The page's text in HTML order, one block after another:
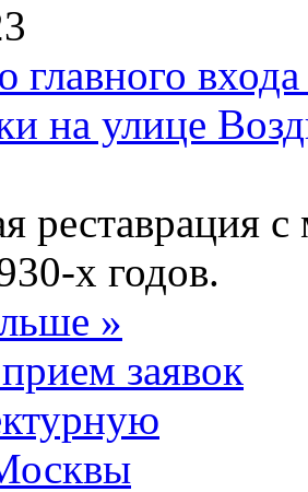
на улице
реставрация
х годов.
»